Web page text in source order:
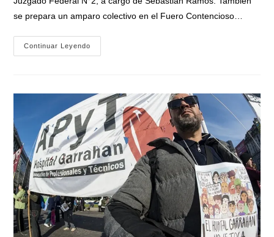
se prepara un amparo colectivo en el Fuero Contencioso…
Continuar Leyendo
Del
A
Milei,
Francos
Lugones
Por
«grave
Incumplimiento
De
Sus
Funciones
Y
Ataque
Al
Orden
Democrático»